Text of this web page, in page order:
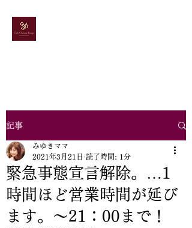
記事
緊急事態宣言解除。…1
時間ほど営業時間が延び
ます。～21：00まで！
みゆきママ
2021年3月21日 読了時間: 1分